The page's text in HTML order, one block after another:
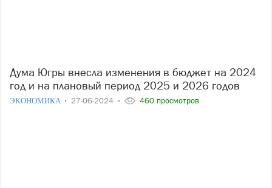
Дума Югры внесла изменения в бюджет на 2024
год и на плановый период 2025 и 2026 годов
ЭКОНОМИКА 27-06-2024 460 просмотров